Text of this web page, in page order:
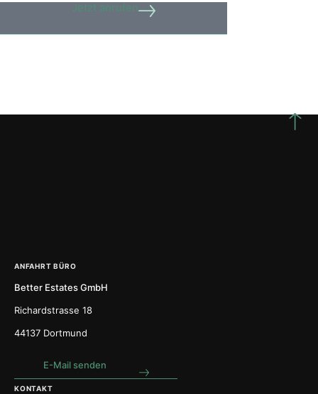
Jetzt anrufen
ANFAHRT BÜRO
Better Estates GmbH
Richardstrasse 18
44137 Dortmund
E-Mail senden
KONTAKT